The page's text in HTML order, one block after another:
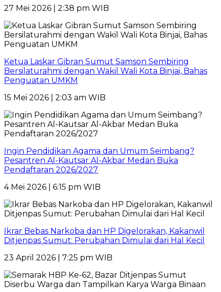
27 Mei 2026 | 2:38 pm WIB
Ketua Laskar Gibran Sumut Samson Sembiring
Bersilaturahmi dengan Wakil Wali Kota Binjai, Bahas
Penguatan UMKM
15 Mei 2026 | 2:03 am WIB
Ingin Pendidikan Agama dan Umum Seimbang?
Pesantren Al-Kautsar Al-Akbar Medan Buka
Pendaftaran 2026/2027
4 Mei 2026 | 6:15 pm WIB
Ikrar Bebas Narkoba dan HP Digelorakan, Kakanwil
Ditjenpas Sumut: Perubahan Dimulai dari Hal Kecil
23 April 2026 | 7:25 pm WIB